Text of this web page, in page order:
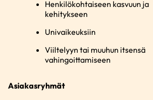
Henkilökohtaiseen kasvuun ja
kehitykseen
Univaikeuksiin
Viiltelyyn tai muuhun itsensä
vahingoittamiseen
Asiakasryhmät